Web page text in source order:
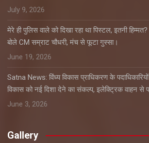
July 9, 2026
मेरे ही पुलिस वाले को दिखा रहा था पिस्टल, इतनी
बोले CM सम्राट चौधरी, मंच से फूटा गुस्सा।
June 19, 2026
Satna News: विंध्य विकास प्राधिकरण के पदाधिकारियों
विकास को नई दिशा देने का संकल्प, इलेक्ट्रिक वाहन से
June 3, 2026
Gallery